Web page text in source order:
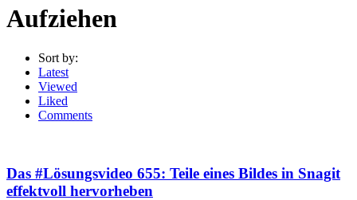
Aufziehen
Sort by:
Latest
Viewed
Liked
Comments
Das #Lösungsvideo 655: Teile eines Bildes in Snagit
effektvoll hervorheben